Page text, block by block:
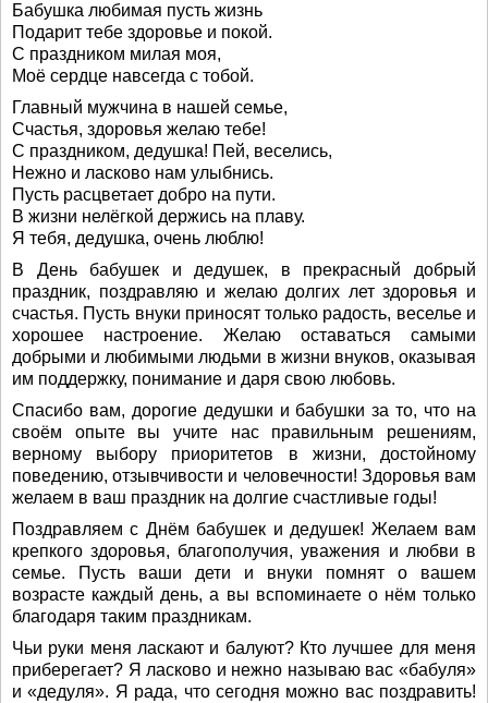
Бабушка любимая пусть жизнь
Подарит тебе здоровье и покой.
С праздником милая моя,
Моё сердце навсегда с тобой.
Главный мужчина в нашей семье,
Счастья, здоровья желаю тебе!
С праздником, дедушка! Пей, веселись,
Нежно и ласково нам улыбнись.
Пусть расцветает добро на пути.
В жизни нелёгкой держись на плаву.
Я тебя, дедушка, очень люблю!
В День бабушек и дедушек, в прекрасный добрый
праздник, поздравляю и желаю долгих лет здоровья и
счастья. Пусть внуки приносят только радость, веселье и
хорошее настроение. Желаю оставаться самыми
добрыми и любимыми людьми в жизни внуков, оказывая
им поддержку, понимание и даря свою любовь.
Спасибо вам, дорогие дедушки и бабушки за то, что на
своём опыте вы учите нас правильным решениям,
верному выбору приоритетов в жизни, достойному
поведению, отзывчивости и человечности! Здоровья вам
желаем в ваш праздник на долгие счастливые годы!
Поздравляем с Днём бабушек и дедушек! Желаем вам
крепкого здоровья, благополучия, уважения и любви в
семье. Пусть ваши дети и внуки помнят о вашем
возрасте каждый день, а вы вспоминаете о нём только
благодаря таким праздникам.
Чьи руки меня ласкают и балуют? Кто лучшее для меня
приберегает? Я ласково и нежно называю вас «бабуля»
и «дедуля». Я рада, что сегодня можно вас поздравить!